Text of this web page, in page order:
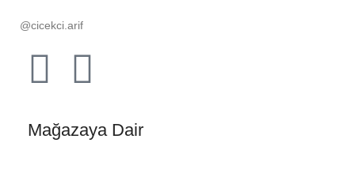
@cicekci.arif
Mağazaya Dair